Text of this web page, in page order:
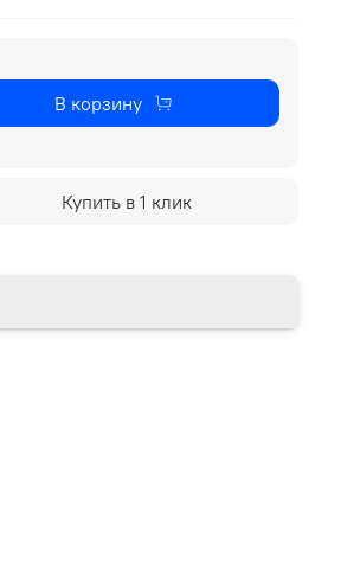
В корзину
Купить в 1 клик